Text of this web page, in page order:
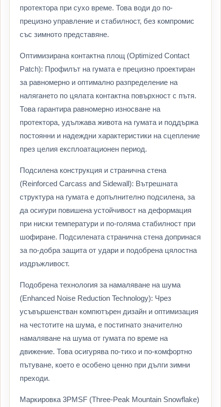
протектора при сухо време. Това води до по-
прецизно управление и стабилност, без компромис
със зимното представяне.
Оптимизирана контактна площ (Optimized Contact
Patch): Профилът на гумата е прецизно проектиран
за равномерно и оптимално разпределение на
налягането по цялата контактна повърхност с пътя.
Това гарантира равномерно износване на
протектора, удължава живота на гумата и поддържа
постоянни и надеждни характеристики на сцепление
през целия експлоатационен период.
Подсилена конструкция и странична стена
(Reinforced Carcass and Sidewall): Вътрешната
структура на гумата е допълнително подсилена, за
да осигури повишена устойчивост на деформация
при ниски температури и по-голяма стабилност при
шофиране. Подсилената странична стена допринася
за по-добра защита от удари и подобрена цялостна
издръжливост.
Подобрена технология за намаляване на шума
(Enhanced Noise Reduction Technology): Чрез
усъвършенстван компютърен дизайн и оптимизация
на честотите на шума, е постигнато значително
намаляване на шума от гумата по време на
движение. Това осигурява по-тихо и по-комфортно
пътуване, което е особено ценно при дълги зимни
преходи.
Маркировка 3PMSF (Three-Peak Mountain Snowflake)